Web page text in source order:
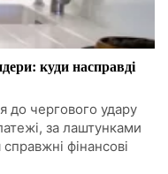
куди насправді
до чергового удару
за лаштунками
фінансові